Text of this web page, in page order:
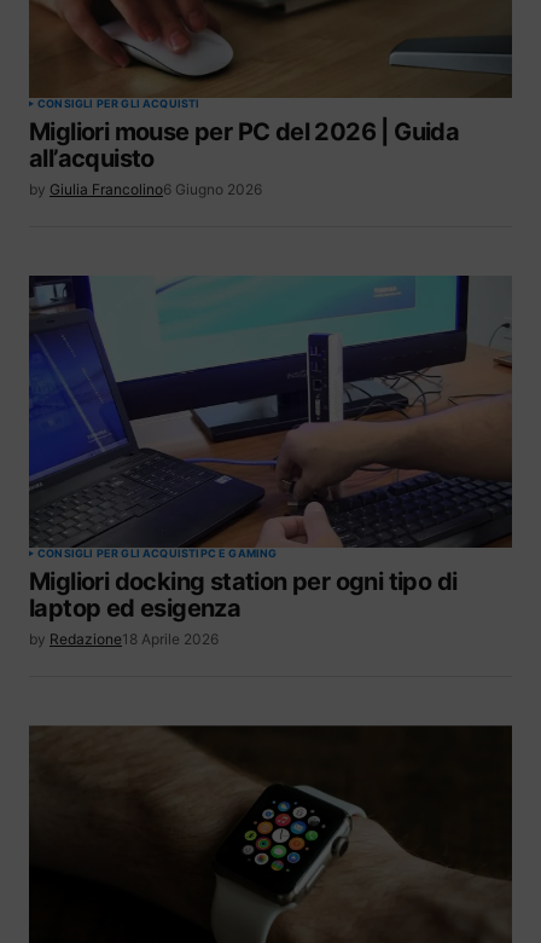
CONSIGLI PER GLI ACQUISTI
Migliori mouse per PC del 2026 | Guida
all’acquisto
by Giulia Francolino6 Giugno 2026
CONSIGLI PER GLI ACQUISTIPC E GAMING
Migliori docking station per ogni tipo di
laptop ed esigenza
by Redazione18 Aprile 2026